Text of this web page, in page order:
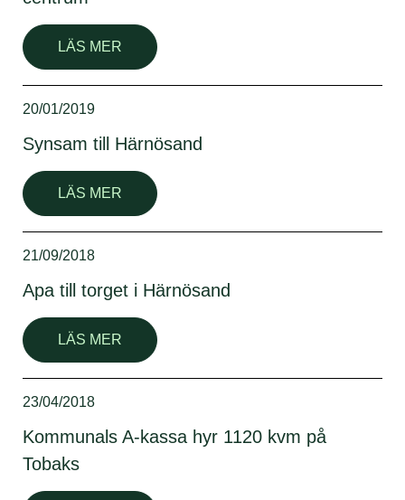
LÄS MER
20/01/2019
Synsam till Härnösand
LÄS MER
21/09/2018
Apa till torget i Härnösand
LÄS MER
23/04/2018
Kommunals A-kassa hyr 1120 kvm på
Tobaks